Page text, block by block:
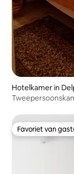
Hotelkamer in
Favoriet van
Favoriet van